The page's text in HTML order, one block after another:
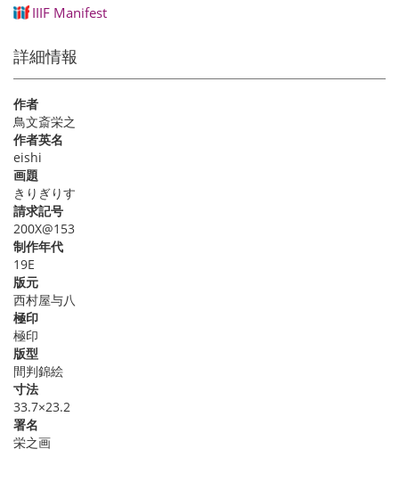
IIIF Manifest
詳細情報
作者
鳥文斎栄之
作者英名
eishi
画題
きりぎりす
請求記号
200X@153
制作年代
19E
版元
西村屋与八
極印
極印
版型
間判錦絵
寸法
33.7×23.2
署名
栄之画